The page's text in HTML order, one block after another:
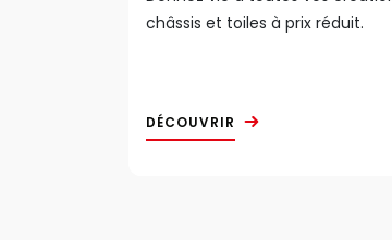
châssis et toiles à prix réduit.
DÉCOUVRIR